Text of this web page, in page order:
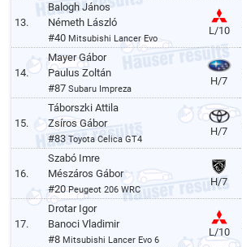
13.
Balogh János
Németh László
#40 Mitsubishi Lancer Evo
L/10
14.
Mayer Gábor
Paulus Zoltán
#87Subaru Impreza
H/7
15.
Táborszki Attila
Zsíros Gábor
#83Toyota Celica GT4
H/7
16.
Szabó Imre
Mészáros Gábor
#20Peugeot 206 WRC
H/7
17.
Drotar Igor
Banoci Vladimir
#8 Mitsubishi Lancer Evo 6
L/10